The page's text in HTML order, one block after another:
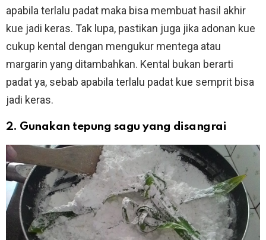
apabila terlalu padat maka bisa membuat hasil akhir
kue jadi keras. Tak lupa, pastikan juga jika adonan kue
cukup kental dengan mengukur mentega atau
margarin yang ditambahkan. Kental bukan berarti
padat ya, sebab apabila terlalu padat kue semprit bisa
jadi keras.
2. Gunakan tepung sagu yang disangrai